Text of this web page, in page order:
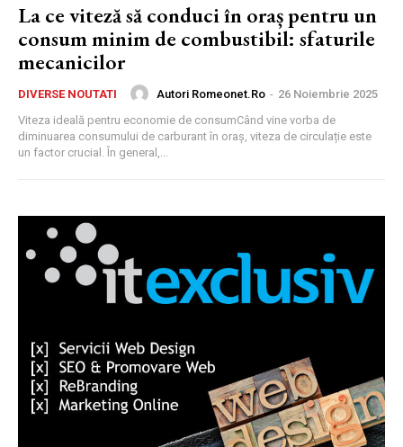
La ce viteză să conduci în oraș pentru un
consum minim de combustibil: sfaturile
mecanicilor
DIVERSE NOUTATI Autori Romeonet.ro - 26 Noiembrie 2025
Viteza ideală pentru economie de consumCând vine vorba de
diminuarea consumului de carburant în oraș, viteza de circulație este
un factor crucial. În general,...